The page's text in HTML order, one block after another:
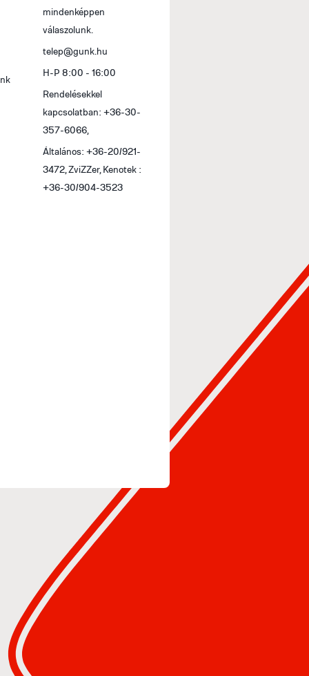
mindenképpen
válaszolunk.
telep@gunk.hu
H-P 8:00 - 16:00
Rendelésekkel
kapcsolatban: +36-30-
357-6066,
Általános: +36-20/921-
3472, ZviZZer, Kenotek :
+36-30/904-3523